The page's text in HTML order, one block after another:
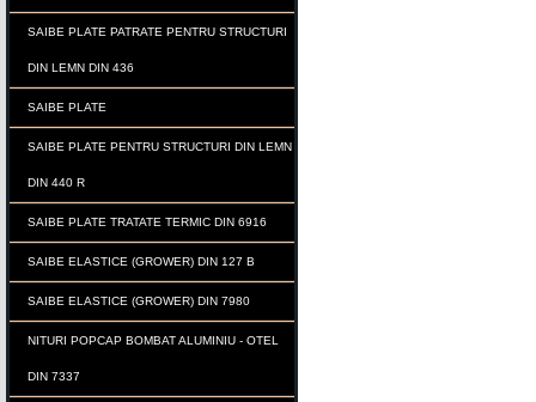
SAIBE PLATE PATRATE PENTRU STRUCTURI
DIN LEMN DIN 436
SAIBE PLATE
SAIBE PLATE PENTRU STRUCTURI DIN LEMN
DIN 440 R
SAIBE PLATE TRATATE TERMIC DIN 6916
SAIBE ELASTICE (GROWER) DIN 127 B
SAIBE ELASTICE (GROWER) DIN 7980
NITURI POPCAP BOMBAT ALUMINIU - OTEL
DIN 7337